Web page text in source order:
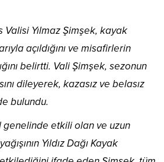
Valisi Yılmaz Şimşek, kayak
açıldığını ve misafirlerin
belirtti. Vali Şimşek, sezonun
dileyerek, kazasız ve belasız
bulundu.
etkili olan ve uzun
Yıldız Dağı Kayak